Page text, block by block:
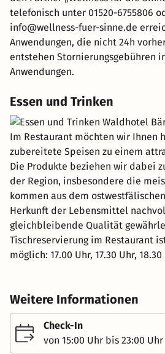
telefonisch unter 01520-6755806
info@wellness-fuer-sinne.de
Anwendungen, die nicht 24h
entstehen Stornierungsgebühren
Anwendungen.
Essen und Trinken
Im Restaurant möchten wir Ihnen
zubereitete Speisen zu einem
Die Produkte beziehen wir dabei
der Region, insbesondere die
kommen aus dem
Herkunft der Lebensmittel
gleichbleibende Qualität
Tischreservierung im Restaurant
möglich: 17.00 Uhr, 17.30 Uhr,
Weitere Informationen
Check-In
von 15:00 Uhr bis 23:00 Uhr